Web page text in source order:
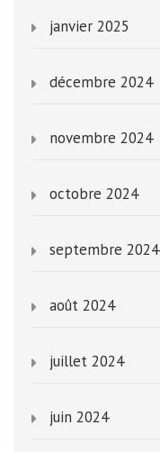
janvier 2025
décembre 2024
novembre 2024
octobre 2024
septembre 2024
août 2024
juillet 2024
juin 2024